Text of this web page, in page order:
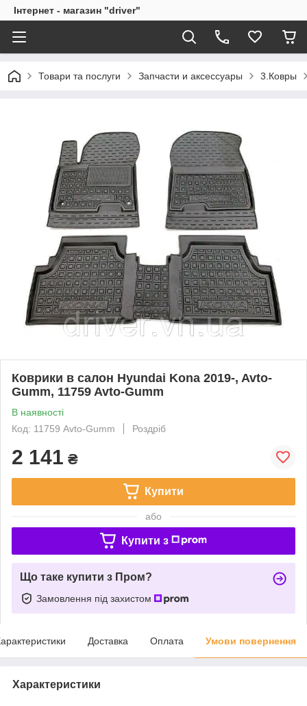
Інтернет - магазин "driver"
Товари та послуги Запчасти и аксессуары 3.Ковры
Коврики в салон Hyundai Kona 2019-, Avto-
Gumm, 11759 Avto-Gumm
В наявності
Код: 11759 Avto-Gumm
Роздріб
2 141 ₴
Купити
або
Купити з
Що таке купити з Пром?
Замовлення під захистом
Доставка Оплата Умови повернення
Характеристики